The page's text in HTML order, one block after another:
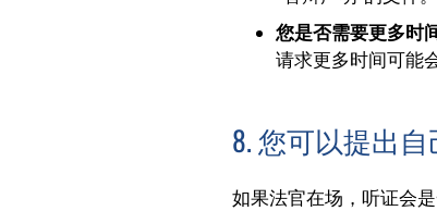
您是否需要更多时
请求更多时间可能
8. 您可以提出自
如果法官在场，听证会